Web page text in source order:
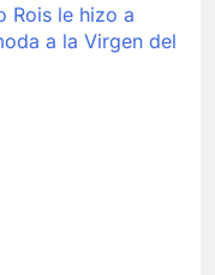
Rois le hizo a
a la Virgen del